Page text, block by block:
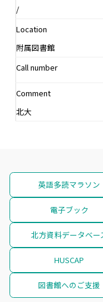
/
Location
附属図書館
Call number
Comment
北大
英語多読マラソン
電子ブック
北方資料データベー
HUSCAP
図書館へのご支援